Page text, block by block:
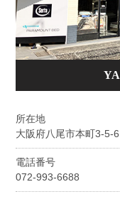
所在地
大阪府八尾市本町3-5-6
電話番号
072-993-6688